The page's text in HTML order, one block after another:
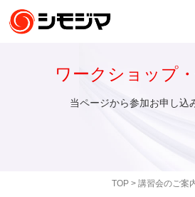
TOP> 講習会のご案
ワークショップ
当ページから参加お申し込